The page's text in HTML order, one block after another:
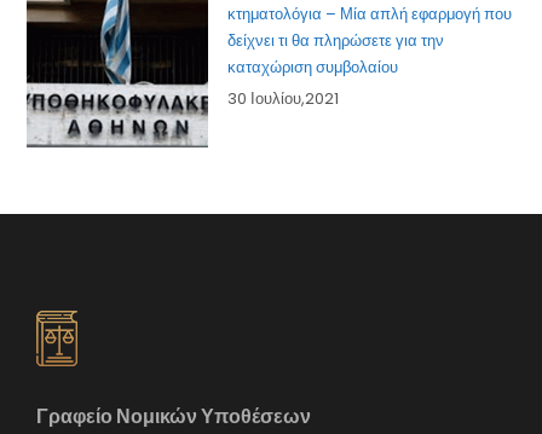
κτηματολόγια – Μία απλή εφαρμογή που
δείχνει τι θα πληρώσετε για την
καταχώριση συμβολαίου
30 Ιουλίου,2021
Γραφείο Νομικών Υποθέσεων